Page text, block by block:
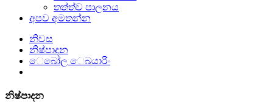
තත්ත්ව පාලනය
අපව අමතන්න
නිවස
නිෂ්පාදන
ෙබෝල ෙබයාරිං
නිෂ්පාදන